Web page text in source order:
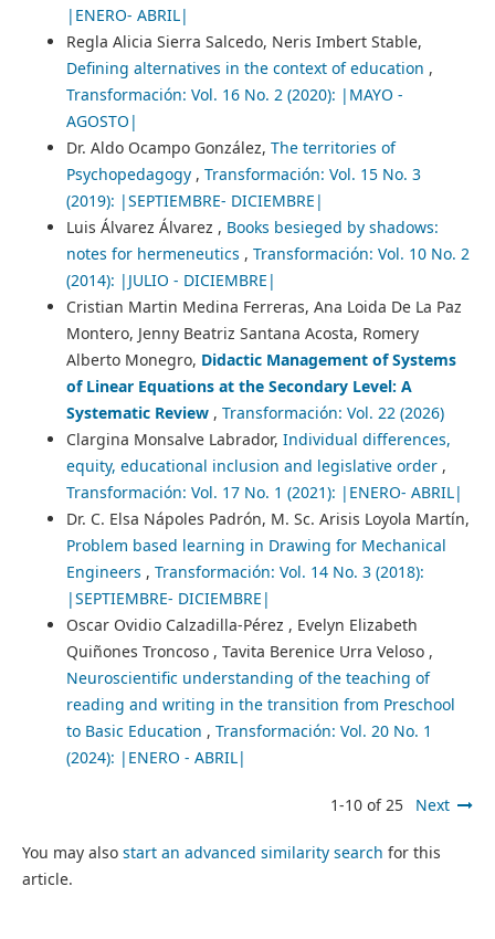
|ENERO- ABRIL|
Regla Alicia Sierra Salcedo, Neris Imbert Stable,
Defining alternatives in the context of education ,
Transformación: Vol. 16 No. 2 (2020): |MAYO -
AGOSTO|
Dr. Aldo Ocampo González, The territories of
Psychopedagogy , Transformación: Vol. 15 No. 3
(2019): |SEPTIEMBRE- DICIEMBRE|
Luis Álvarez Álvarez , Books besieged by shadows:
notes for hermeneutics , Transformación: Vol. 10 No. 2
(2014): |JULIO - DICIEMBRE|
Cristian Martin Medina Ferreras, Ana Loida De La Paz
Montero, Jenny Beatriz Santana Acosta, Romery
Alberto Monegro, Didactic Management of Systems
of Linear Equations at the Secondary Level: A
Systematic Review , Transformación: Vol. 22 (2026)
Clargina Monsalve Labrador, Individual differences,
equity, educational inclusion and legislative order ,
Transformación: Vol. 17 No. 1 (2021): |ENERO- ABRIL|
Dr. C. Elsa Nápoles Padrón, M. Sc. Arisis Loyola Martín,
Problem based learning in Drawing for Mechanical
Engineers , Transformación: Vol. 14 No. 3 (2018):
|SEPTIEMBRE- DICIEMBRE|
Oscar Ovidio Calzadilla-Pérez , Evelyn Elizabeth
Quiñones Troncoso , Tavita Berenice Urra Veloso ,
Neuroscientific understanding of the teaching of
reading and writing in the transition from Preschool
to Basic Education , Transformación: Vol. 20 No. 1
(2024): |ENERO - ABRIL|
1-10 of 25 Next
You may also start an advanced similarity search for this
article.